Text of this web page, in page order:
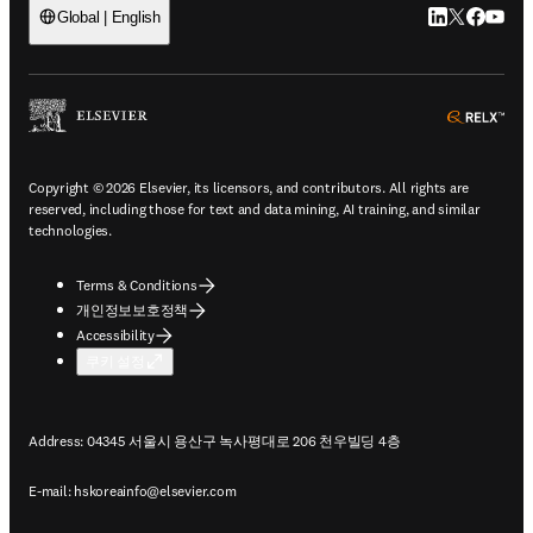
Global | English LinkedIn 새
Twitter 새
Copyright © 2026 Elsevier, its licensors, and contributors. All rights are
reserved, including those for text and data mining, AI training, and similar
technologies.
Terms & Conditions
개인정보보호정책
Accessibility
Address: 04345 서울시 용산구 녹사평대로 206 천우빌딩 4층
E-mail: hskoreainfo@elsevier.com